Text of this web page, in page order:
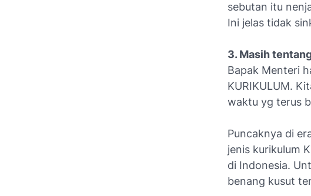
sebutan itu
Ini jelas tidak
3. Masih
Bapak Menteri
KURIKULUM.
waktu yg terus
Puncaknya di
jenis kurikulum
di Indonesia.
benang kusut